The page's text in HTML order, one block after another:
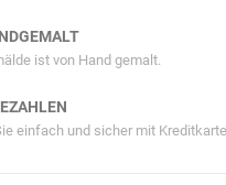
ist von Hand gemalt.
einfach und sicher mit